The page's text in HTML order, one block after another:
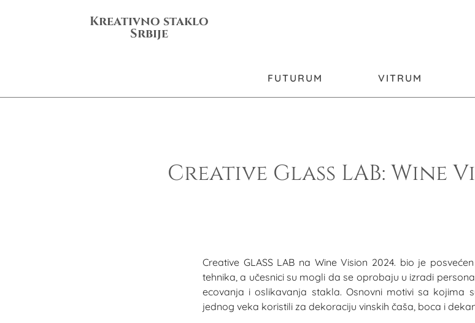
Kreativno staklo
Srbije
FUTURUM VITRUM
Creative Glass LAB: Wine
Creative GLASS LAB na Wine Vision 2024. bio je
tehnika, a učesnici su mogli da se oprobaju u izradi
ecovanja i oslikavanja stakla. Osnovni motivi sa kojima
jednog veka koristili za dekoraciju vinskih čaša, boca i